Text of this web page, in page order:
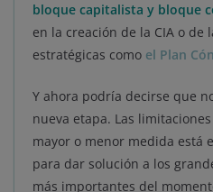
bloque capitalista y bloque
en la creación de la CIA o de
estratégicas como el Plan
Y ahora podría decirse que
nueva etapa. Las
mayor o menor medida está
para dar solución a los
más importantes del